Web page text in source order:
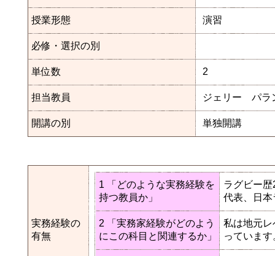
授業形態 演習
必修・選択の別
単位数 2
担当教員 ジェリー パラ
開講の別 単独開講
実務経験の
有無
1 「どのような実務経験を
持つ教員か」
ラグビー
代表、日
2 「実務家経験がどのよう
にこの科目と関連するか」
私は地元
っていま